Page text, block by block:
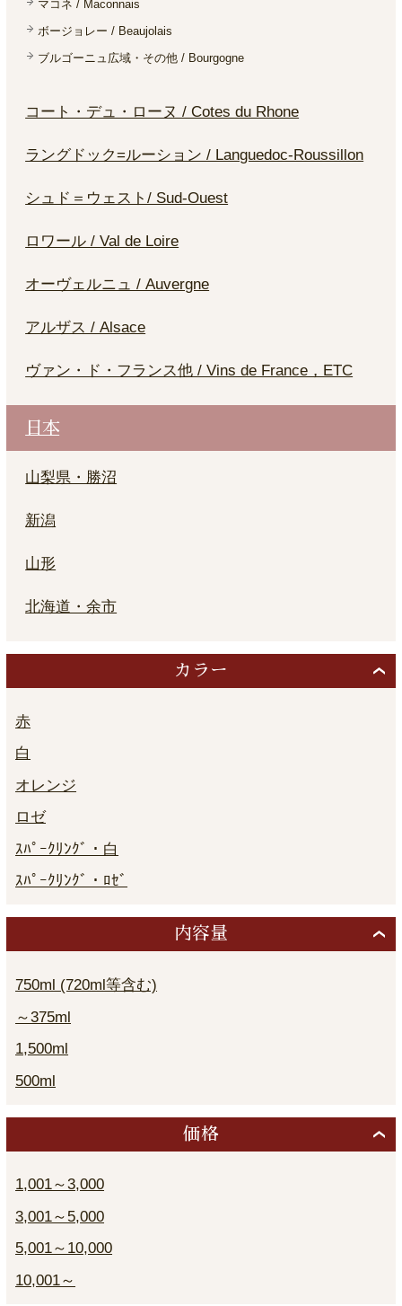
マコネ / Maconnais
ボージョレー / Beaujolais
ブルゴーニュ広域・その他 / Bourgogne
コート・デュ・ローヌ / Cotes du Rhone
ラングドック=ルーション / Languedoc-Roussillon
シュド＝ウェスト/ Sud-Ouest
ロワール / Val de Loire
オーヴェルニュ / Auvergne
アルザス / Alsace
ヴァン・ド・フランス他 / Vins de France，ETC
日本
山梨県・勝沼
新潟
山形
北海道・余市
カラー
赤
白
オレンジ
ロゼ
ｽﾊﾟｰｸﾘﾝｸﾞ・白
ｽﾊﾟｰｸﾘﾝｸﾞ・ﾛｾﾞ
内容量
750ml (720ml等含む)
～375ml
1,500ml
500ml
価格
1,001～3,000
3,001～5,000
5,001～10,000
10,001～